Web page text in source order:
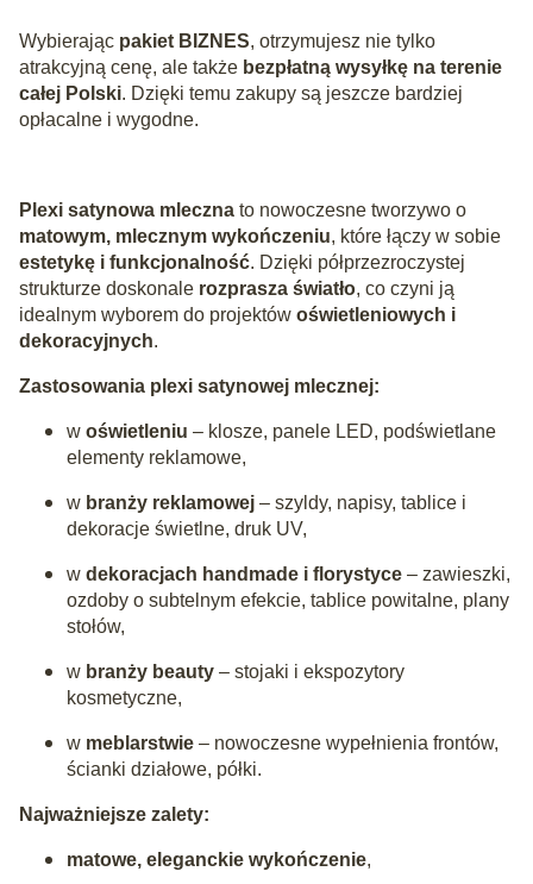
Wybierając pakiet BIZNES, otrzymujesz nie tylko
atrakcyjną cenę, ale także bezpłatną wysyłkę na terenie
całej Polski. Dzięki temu zakupy są jeszcze bardziej
opłacalne i wygodne.
Plexi satynowa mleczna to nowoczesne tworzywo o
matowym, mlecznym wykończeniu, które łączy w sobie
estetykę i funkcjonalność. Dzięki półprzezroczystej
strukturze doskonale rozprasza światło, co czyni ją
idealnym wyborem do projektów oświetleniowych i
dekoracyjnych.
Zastosowania plexi satynowej mlecznej:
w oświetleniu – klosze, panele LED, podświetlane
elementy reklamowe,
w branży reklamowej – szyldy, napisy, tablice i
dekoracje świetlne, druk UV,
w dekoracjach handmade i florystyce – zawieszki,
ozdoby o subtelnym efekcie, tablice powitalne, plany
stołów,
w branży beauty – stojaki i ekspozytory
kosmetyczne,
w meblarstwie – nowoczesne wypełnienia frontów,
ścianki działowe, półki.
Najważniejsze zalety:
matowe, eleganckie wykończenie,